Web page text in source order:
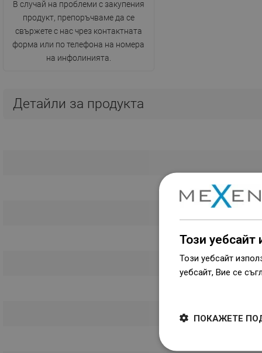
В случай на проблеми с закупения
продукт, препоръчваме да се
свържете с нас чрез контактната
форма или по телефона на номера
на инфолинията.
Детайли за продукта
Начин
Този уебсайт
Този уебсайт
уебсайт, Вие се
ПОКАЖЕТЕ